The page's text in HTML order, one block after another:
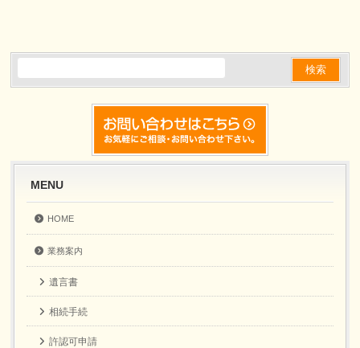
MENU
HOME
業務案内
遺言書
相続手続
許認可申請